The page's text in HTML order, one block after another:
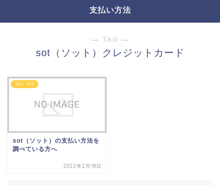
支払い方法
― TAG ―
sot（ソット）クレジットカード
支払い方法
sot（ソット）の支払い方法を
調べている方へ
2022年2月18日